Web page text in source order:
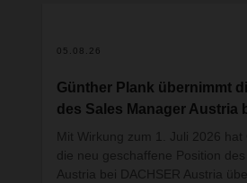
05.08.26
Günther Plank übernimmt
des Sales Manager Austria
Mit Wirkung zum 1. Juli 2026 hat
die neu geschaffene Position
Austria bei DACHSER Austria